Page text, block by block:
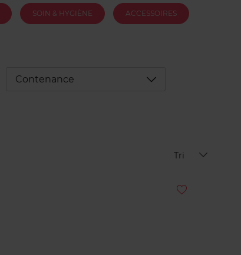
SOIN & HYGIÈNE ACCESSOIRES
Contenance Déplier
Tri